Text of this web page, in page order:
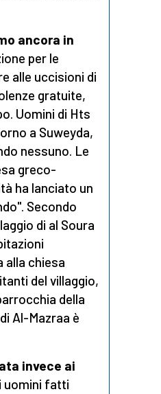
ancora in
per le
alle uccisioni di
gratuite,
Uomini di Hts
a Suweyda,
nessuno. Le
greco-
ha lanciato un
Secondo
di al Soura
chiesa
del villaggio,
della
Al-Mazraa è
invece ai
uomini fatti